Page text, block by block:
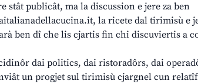
publicât, ma la discussion e jere za ben
la ricete dal tirimisù e
ben dî che lis cjartis fin chi discuviertis a
dai politics, dai ristoradôrs, dai
un progjet sul tirimisù cjargnel cun relatîf